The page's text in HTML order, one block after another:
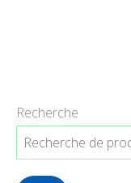
Recherche